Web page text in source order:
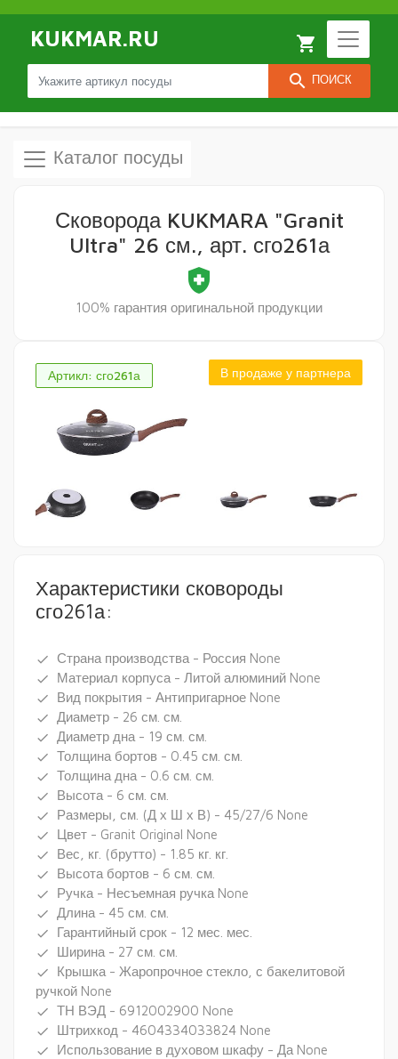
KUKMAR.RU
search ПОИСК
local_grocery_store
Каталог посуды
Артикл: сго261а В продаже у партнера
Сковорода KUKMARA "Granit
Ultra" 26 см., арт. сго261а
health_and_safety
100% гарантия оригинальной продукции
Характеристики сковороды
сго261а:
done Страна производства - Россия None
done Материал корпуса - Литой алюминий None
done Вид покрытия - Антипригарное None
done Диаметр - 26 см. см.
done Диаметр дна - 19 см. см.
done Толщина бортов - 0.45 см. см.
done Толщина дна - 0.6 см. см.
done Высота - 6 см. см.
done Размеры, см. (Д х Ш х В) - 45/27/6 None
done Цвет - Granit Original None
done Вес, кг. (брутто) - 1.85 кг. кг.
done Высота бортов - 6 см. см.
done Ручка - Несъемная ручка None
done Длина - 45 см. см.
done Гарантийный срок - 12 мес. мес.
done Ширина - 27 см. см.
done
Крышка - Жаропрочное стекло, с бакелитовой
ручкой None
done ТН ВЭД - 6912002900 None
done Штрихкод - 4604334033824 None
done Использование в духовом шкафу - Да None